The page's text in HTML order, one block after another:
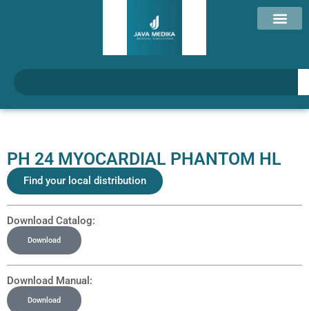
PH 24 MYOCARDIAL PHANTOM HL
Find your local distribution
Download Catalog:
Download
Download Manual:
Download